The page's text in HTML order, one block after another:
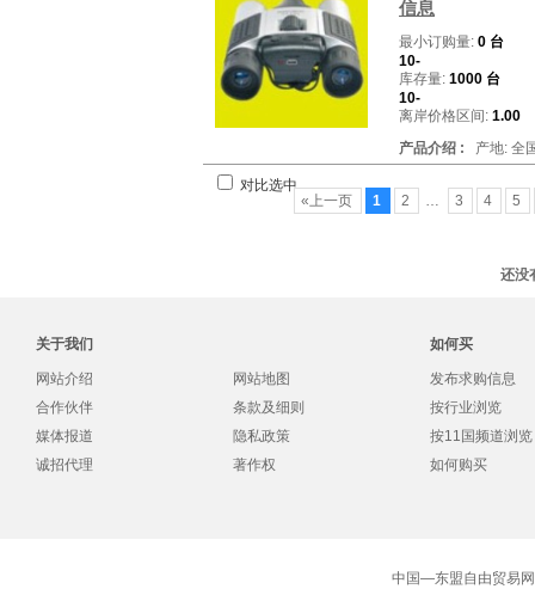
信息
最小订购量: 0 台
10-
库存量: 1000 台
10-
离岸价格区间: 1.00
产品介绍 : 产地: 全
对比选中
«上一页
1 2 … 3 4 5
还没
关于我们
网站介绍
合作伙伴
媒体报道
诚招代理
网站地图
条款及细则
隐私政策
著作权
如何买
发布求购信息
按行业浏览
按11国频道浏览
如何购买
中国—东盟自由贸易